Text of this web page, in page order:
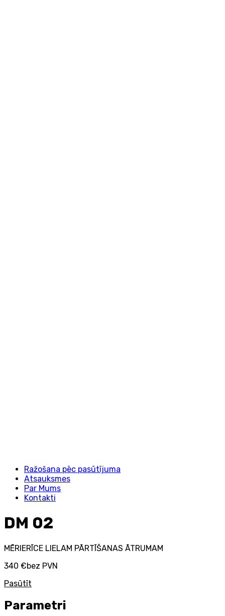
Ražošana pēc pasūtījuma
Atsauksmes
Par Mums
Kontakti
DM 02
MĒRIERĪCE LIELAM PĀRTĪŠANAS ĀTRUMAM
340 €bez PVN
Pasūtīt
Parametri